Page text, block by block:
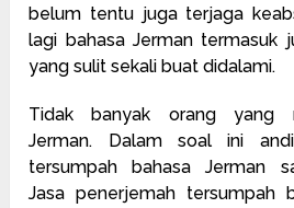
belum tentu juga terjaga
lagi bahasa Jerman termasuk
yang sulit sekali buat didalami.
Tidak banyak orang yang
Jerman. Dalam soal ini
tersumpah bahasa Jerman
Jasa penerjemah tersumpah